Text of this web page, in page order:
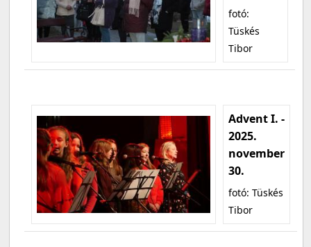
fotó:
Tüskés
Tibor
Advent I. -
2025.
november
30.
fotó: Tüskés
Tibor